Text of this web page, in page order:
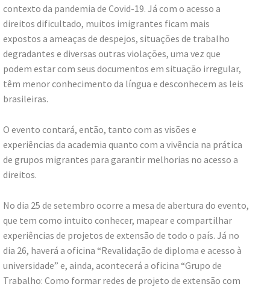
contexto da pandemia de Covid-19. Já com o acesso a
direitos dificultado, muitos imigrantes ficam mais
expostos a ameaças de despejos, situações de trabalho
degradantes e diversas outras violações, uma vez que
podem estar com seus documentos em situação irregular,
têm menor conhecimento da língua e desconhecem as leis
brasileiras.
O evento contará, então, tanto com as visões e
experiências da academia quanto com a vivência na prática
de grupos migrantes para garantir melhorias no acesso a
direitos.
No dia 25 de setembro ocorre a mesa de abertura do evento,
que tem como intuito conhecer, mapear e compartilhar
experiências de projetos de extensão de todo o país. Já no
dia 26, haverá a oficina “Revalidação de diploma e acesso à
universidade” e, ainda, acontecerá a oficina “Grupo de
Trabalho: Como formar redes de projeto de extensão com